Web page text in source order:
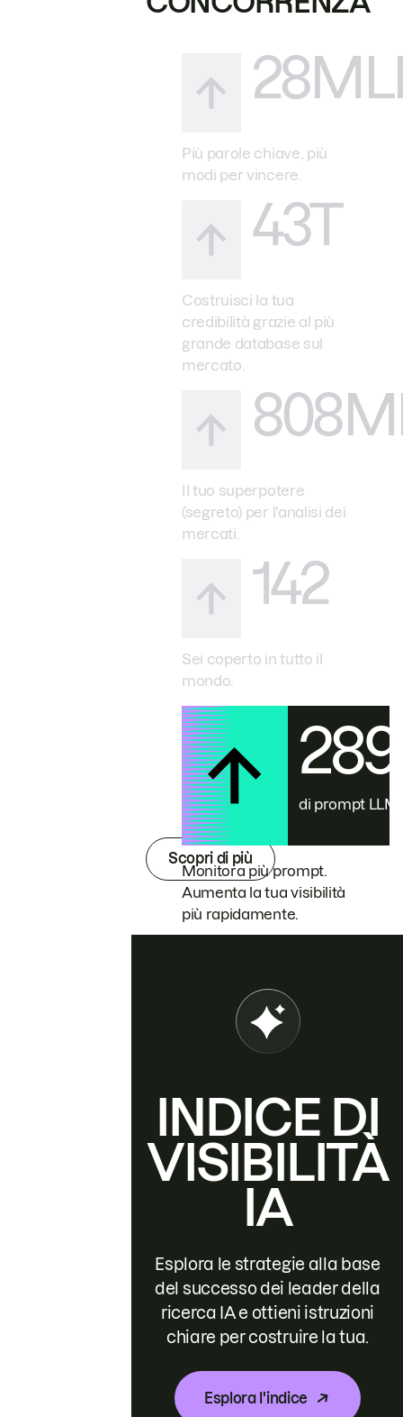
Più parole chiave, più
modi per vincere.
43T
Costruisci la tua
credibilità grazie al più
grande database sul
mercato.
Il tuo superpotere
(segreto) per l'analisi dei
mercati.
142
Sei coperto in tutto il
mondo.
di prompt LLM
Monitora più prompt.
Aumenta la tua visibilità
più rapidamente.
Scopri di più
INDICE DI
VISIBILITÀ
IA
Esplora le strategie alla base
del successo dei leader della
ricerca IA e ottieni istruzioni
chiare per costruire la tua.
Esplora l'indice